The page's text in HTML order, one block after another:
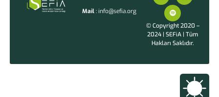
Mail: info@sefia.org
© Copyright 2020 –
2024 | SEFiA | Tüm
Hakları Saklıdır.